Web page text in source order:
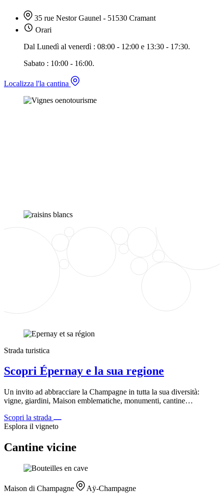
35 rue Nestor Gaunel - 51530 Cramant
Orari
Dal Lunedì al venerdì : 08:00 - 12:00 e 13:30 - 17:30.
Sabato : 10:00 - 16:00.
Localizza l'la cantina
Strada turistica
Scopri Épernay e la sua regione
Un invito ad abbracciare la Champagne in tutta la sua diversità:
vigne, giardini, Maison emblematiche, monumenti, cantine…
Scopri la strada
Esplora il vigneto
Cantine vicine
Maison di Champagne Aÿ-Champagne